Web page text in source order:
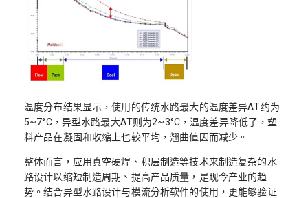
温度分布结果显示，使用的传统水路最大的温度差异∆T约为
5~7°C，异型水路最大∆T则为2~3°C，温度差异降低了，塑
料产品在凝固和收缩上也较平均，翘曲值因而减少。
整体而言，应用真空硬焊、积层制造等技术来制造复杂的水
路设计以缩短制造周期、提高产品质量，是现今产业的趋
势。结合异型水路设计与模流分析软件的使用，更能够验证